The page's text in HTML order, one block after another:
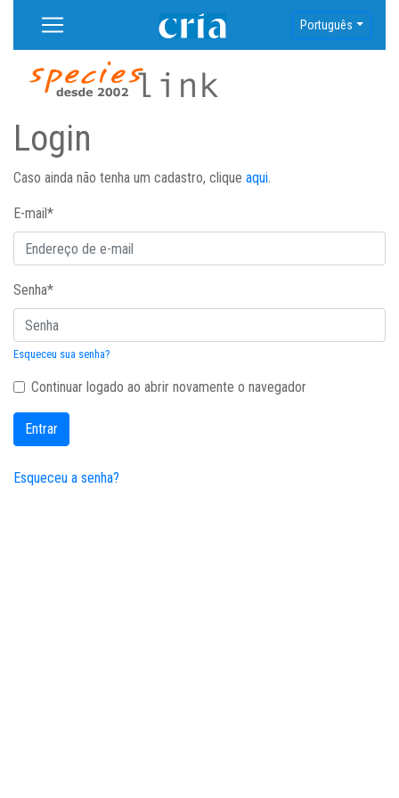
Português
Login
Caso ainda não tenha um cadastro, clique aqui.
E-mail*
Senha*
Esqueceu sua senha?
Continuar logado ao abrir novamente o navegador
Entrar
Esqueceu a senha?